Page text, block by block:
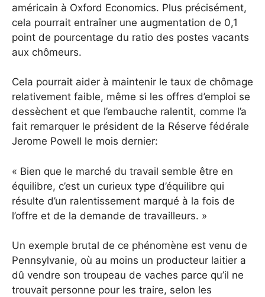
américain à Oxford Economics. Plus précisément,
cela pourrait entraîner une augmentation de 0,1
point de pourcentage du ratio des postes vacants
aux chômeurs.
Cela pourrait aider à maintenir le taux de chômage
relativement faible, même si les offres d’emploi se
dessèchent et que l’embauche ralentit, comme l’a
fait remarquer le président de la Réserve fédérale
Jerome Powell le mois dernier:
« Bien que le marché du travail semble être en
équilibre, c’est un curieux type d’équilibre qui
résulte d’un ralentissement marqué à la fois de
l’offre et de la demande de travailleurs. »
Un exemple brutal de ce phénomène est venu de
Pennsylvanie, où au moins un producteur laitier a
dû vendre son troupeau de vaches parce qu’il ne
trouvait personne pour les traire, selon les